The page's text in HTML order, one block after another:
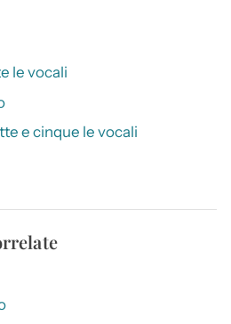
le vocali
e cinque le vocali